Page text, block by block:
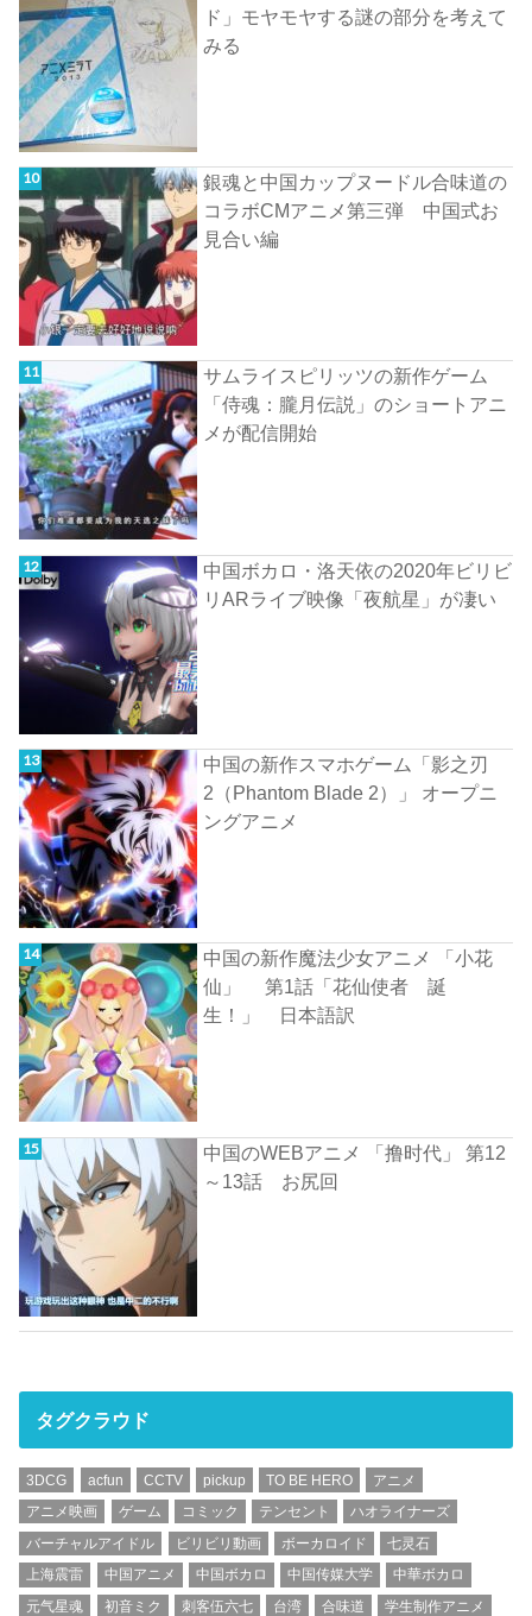
ド」モヤモヤする謎の部分を考えて
みる
銀魂と中国カップヌードル合味道の
コラボCMアニメ第三弾 中国式お
見合い編
サムライスピリッツの新作ゲーム
「侍魂：朧月伝説」のショートアニ
メが配信開始
中国ボカロ・洛天依の2020年ビリビ
リARライブ映像「夜航星」が凄い
中国の新作スマホゲーム「影之刃
2（Phantom Blade 2）」 オープニ
ングアニメ
中国の新作魔法少女アニメ 「小花
仙」 第1話「花仙使者 誕
生！」 日本語訳
中国のWEBアニメ 「撸时代」 第12
～13話 お尻回
タグクラウド
3DCG acfun CCTV pickup TO BE HERO
アニメ
アニメ映画
ゲーム コミック テンセント
ハオライナーズ
バーチャルアイドル
ビリビリ動画 ボーカロイド
七灵石
上海震雷
中国アニメ 中国ボカロ 中国传媒大学
中華ボカロ
元气星魂
初音ミク 刺客伍六七 台湾 合味道
学生制作アニメ